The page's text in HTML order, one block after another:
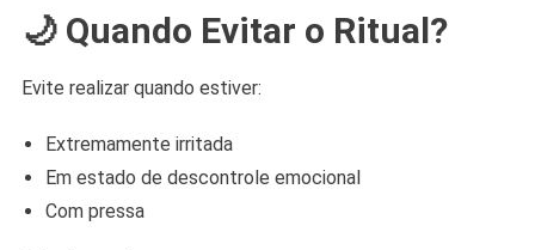
🌙 Quando Evitar o Ritual?
Evite realizar quando estiver:
Extremamente irritada
Em estado de descontrole emocional
Com pressa